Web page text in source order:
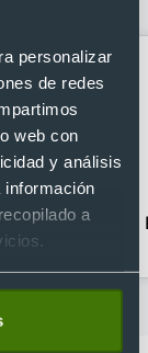
personalizar
de redes
web con
y análisis
información
a
con caja